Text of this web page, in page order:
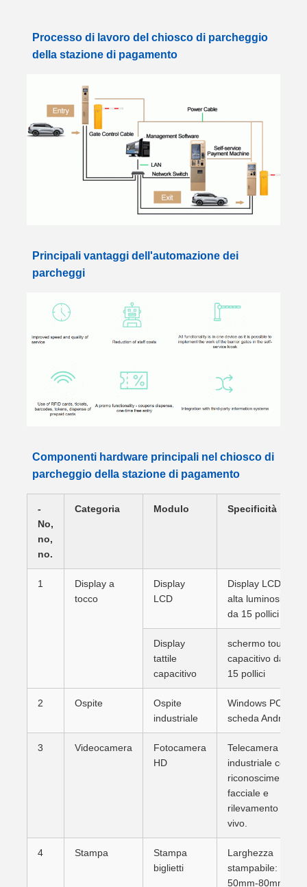
Processo di lavoro del chiosco di parcheggio
della stazione di pagamento
Principali vantaggi dell'automazione dei
parcheggi
Componenti hardware principali nel chiosco di
parcheggio della stazione di pagamento
-
No,
no,
no.
Categoria Modulo Specificità
1
Display a
tocco
Display
LCD
Display LCD ad
alta luminosità
da 15 pollici
Display
tattile
capacitivo
schermo touch
capacitivo da
15 pollici
2 Ospite
Ospite
industriale
Windows PC o
scheda Android
3 Videocamera
Fotocamera
HD
Telecamera HD
industriale con
riconoscimento
facciale e
rilevamento dal
vivo.
4 Stampa
Stampa
biglietti
Larghezza
stampabile:
50mm-80mm,